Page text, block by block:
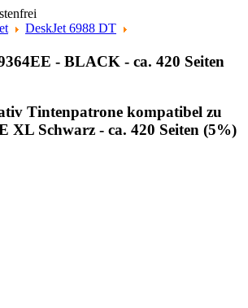
DeskJet 6988 DT
- BLACK - ca. 420 Seiten
Tintenpatrone kompatibel zu
XL Schwarz - ca. 420 Seiten (5%)